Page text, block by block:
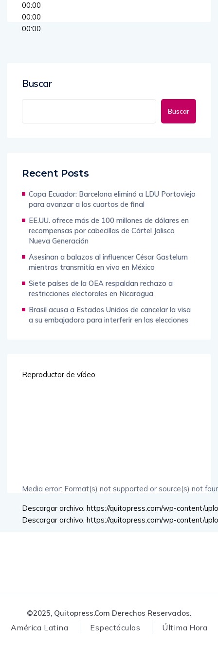
00:00
00:00
00:00
Buscar
Buscar
Recent Posts
Copa Ecuador: Barcelona eliminó a LDU Portoviejo
para avanzar a los cuartos de final
EE.UU. ofrece más de 100 millones de dólares en
recompensas por cabecillas de Cártel Jalisco
Nueva Generación
Asesinan a balazos al influencer César Gastelum
mientras transmitía en vivo en México
Siete países de la OEA respaldan rechazo a
restricciones electorales en Nicaragua
Brasil acusa a Estados Unidos de cancelar la visa
a su embajadora para interferir en las elecciones
Reproductor de vídeo
Media error: Format(s) not supported or source(s) not
Descargar archivo: https://quitopress.com/wp-content/
Descargar archivo: https://quitopress.com/wp-content/
©2025, Quitopress.com Derechos Reservados.
América Latina Espectáculos Última Hora